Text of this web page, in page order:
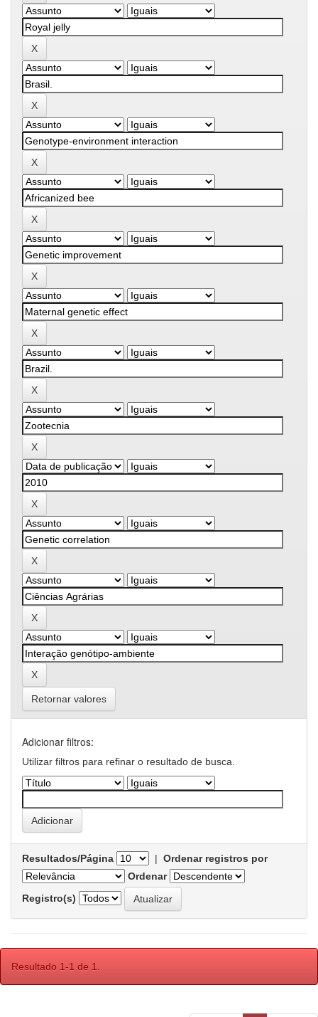
Retornar valores
Adicionar filtros:
Utilizar filtros para refinar o resultado de busca.
Resultados/Página | Ordenar registros por
Ordenar
Registro(s)
Resultado 1-1 de 1.